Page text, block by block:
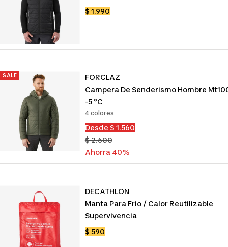
Precio
$ 1.990
SALE
FORCLAZ
Campera De Senderismo Hombre
-5 °c
4 colores
Precio
de
venta
Desde $ 1.560
Precio
normal
$ 2.600
Ahorra 40%
DECATHLON
Manta Para Frio / Calor Reutilizable
Supervivencia
Precio
$ 590